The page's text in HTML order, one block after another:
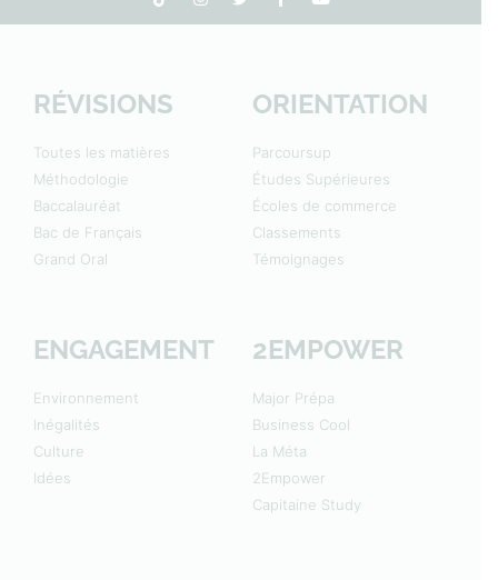
RÉVISIONS
Toutes les matières
Méthodologie
Baccalauréat
Bac de Français
Grand Oral
ORIENTATION
Parcoursup
Études Supérieures
Écoles de commerce
Classements
Témoignages
ENGAGEMENT
Environnement
Inégalités
Culture
Idées
2EMPOWER
Major Prépa
Business Cool
La Méta
2Empower
Capitaine Study